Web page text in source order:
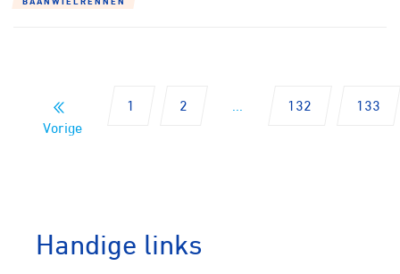
Vorige
1 2 132 133
Handige links